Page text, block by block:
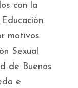
con la
motivos
Sexual
de Buenos
e